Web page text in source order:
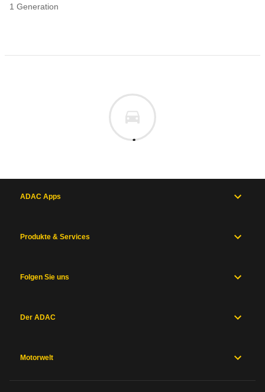
1 Generation
ADAC Apps
Produkte & Services
Folgen Sie uns
Der ADAC
Motorwelt